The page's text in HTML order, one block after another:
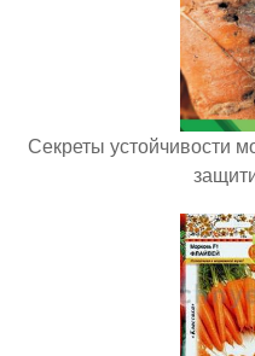
Секреты устойчивости